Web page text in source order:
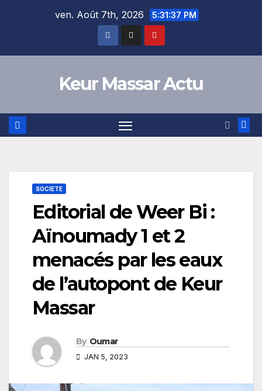
ven. Août 7th, 2026 5:31:38 PM
Keur Massar Actu
SOCIETE
Editorial de Weer Bi :
Aïnoumady 1 et 2
menacés par les eaux
de l’autopont de Keur
Massar
By Oumar
JAN 5, 2023